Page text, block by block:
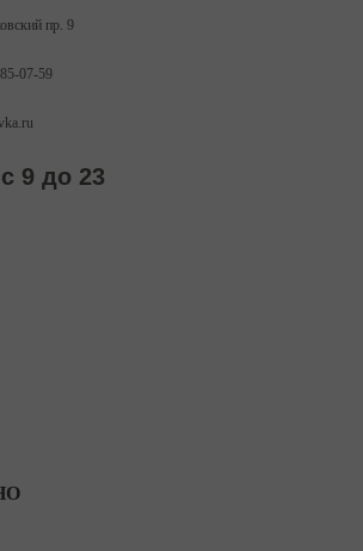
пр. 9
07-59
9 до 23